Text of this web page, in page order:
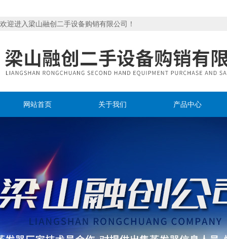
欢迎进入梁山融创二手设备购销有限公司！
网站首页 关于我们 产品中心